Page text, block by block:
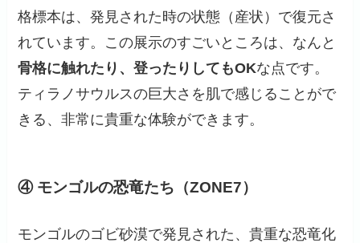
格標本は、発見された時の状態（産状）で復元さ
れています。この展示のすごいところは、なんと
骨格に触れたり、登ったりしてもOKな点です。
ティラノサウルスの巨大さを肌で感じることがで
きる、非常に貴重な体験ができます。
④ モンゴルの恐竜たち（ZONE7）
モンゴルのゴビ砂漠で発見された、貴重な恐竜化